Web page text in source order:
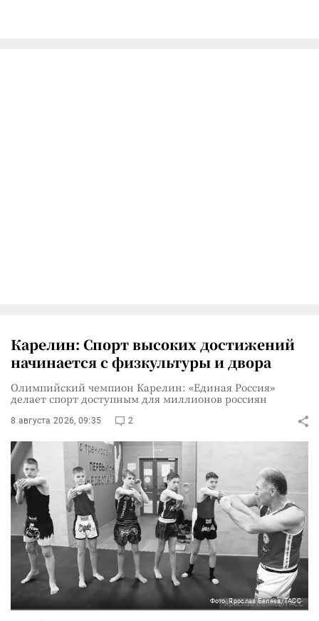
Карелин: Спорт высоких достижений
начинается с физкультуры и двора
Олимпийский чемпион Карелин: «Единая Россия»
делает спорт доступным для миллионов россиян
8 августа 2026, 09:35 2
Фото: Ярослав Беляев/ТАСС